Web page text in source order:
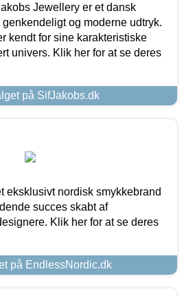
Jewellery er et dansk
og moderne udtryk.
kendt for sine karakteristiske
univers. Klik her for at se deres
på SifJakobs.dk
eksklusivt nordisk smykkebrand
succes skabt af
Klik her for at se deres
på EndlessNordic.dk